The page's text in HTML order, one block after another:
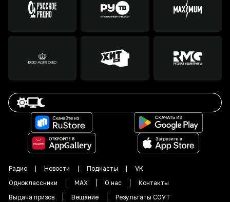
Радио Новости Подкасты
VK
Одноклассники
MAX О нас
Контакты
Выдача призов
Вещание Результаты СОУТ